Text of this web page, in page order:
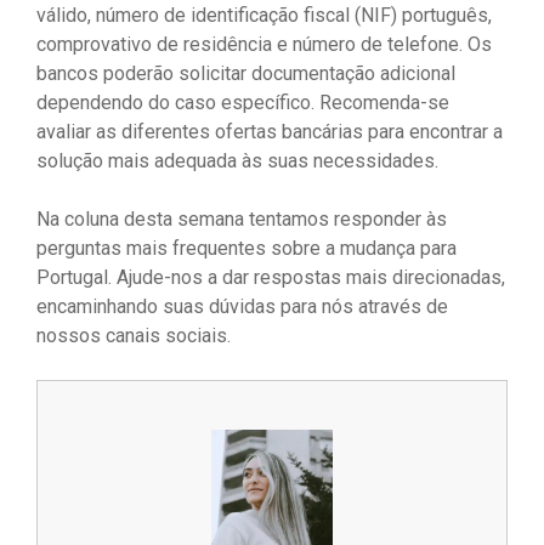
válido, número de identificação fiscal (NIF) português,
comprovativo de residência e número de telefone. Os
bancos poderão solicitar documentação adicional
dependendo do caso específico. Recomenda-se
avaliar as diferentes ofertas bancárias para encontrar a
solução mais adequada às suas necessidades.
Na coluna desta semana tentamos responder às
perguntas mais frequentes sobre a mudança para
Portugal. Ajude-nos a dar respostas mais direcionadas,
encaminhando suas dúvidas para nós através de
nossos canais sociais.